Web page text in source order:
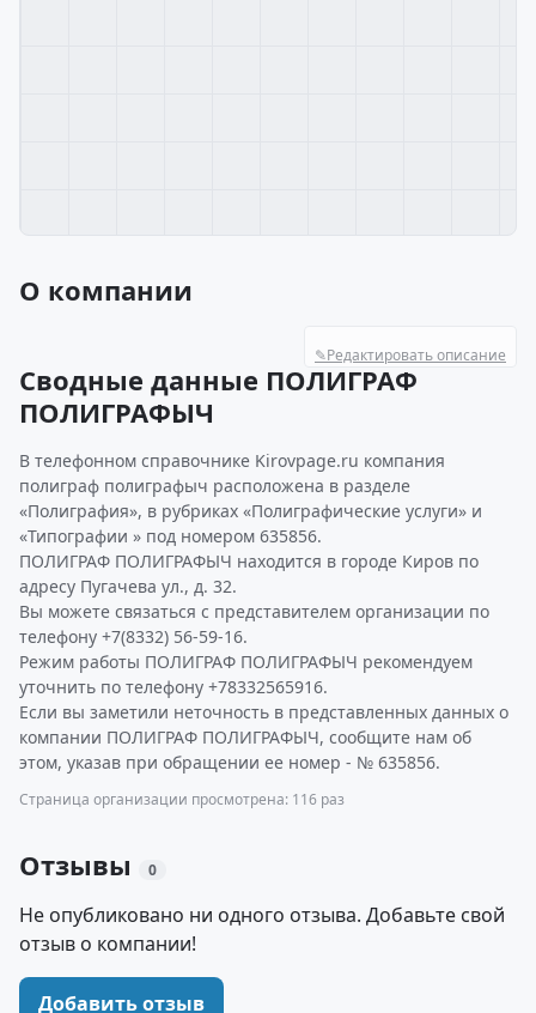
О компании
✎Редактировать описание
Сводные данные ПОЛИГРАФ
ПОЛИГРАФЫЧ
В телефонном справочнике Kirovpage.ru компания
полиграф полиграфыч расположена в разделе
«Полиграфия», в рубриках «Полиграфические услуги» и
«Типографии » под номером 635856.
ПОЛИГРАФ ПОЛИГРАФЫЧ находится в городе Киров по
адресу Пугачева ул., д. 32.
Вы можете связаться с представителем организации по
телефону +7(8332) 56-59-16.
Режим работы ПОЛИГРАФ ПОЛИГРАФЫЧ рекомендуем
уточнить по телефону +78332565916.
Если вы заметили неточность в представленных данных о
компании ПОЛИГРАФ ПОЛИГРАФЫЧ, сообщите нам об
этом, указав при обращении ее номер - № 635856.
Страница организации просмотрена: 116 раз
Отзывы 0
Не опубликовано ни одного отзыва. Добавьте свой
отзыв о компании!
Добавить отзыв